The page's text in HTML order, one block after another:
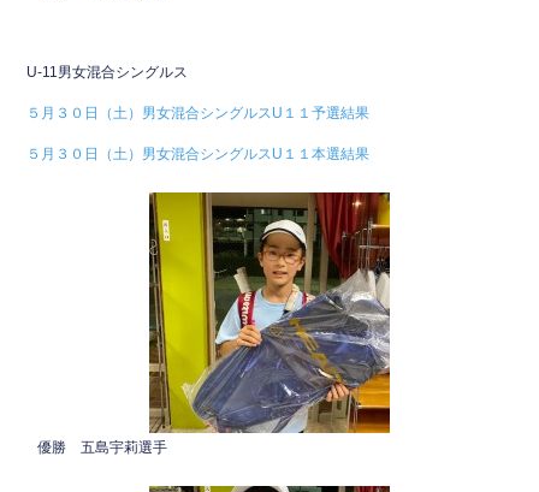
U-11男女混合シングルス
５月３０日（土）男女混合シングルスU１１予選結果
５月３０日（土）男女混合シングルスU１１本選結果
優勝 五島宇莉選手